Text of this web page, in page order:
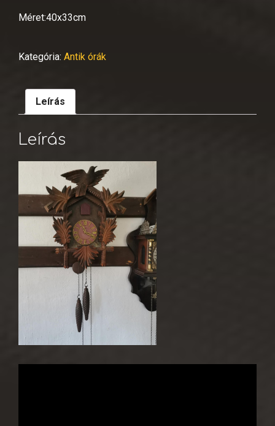
Méret:40x33cm
Kategória: Antik órák
Leírás
Leírás